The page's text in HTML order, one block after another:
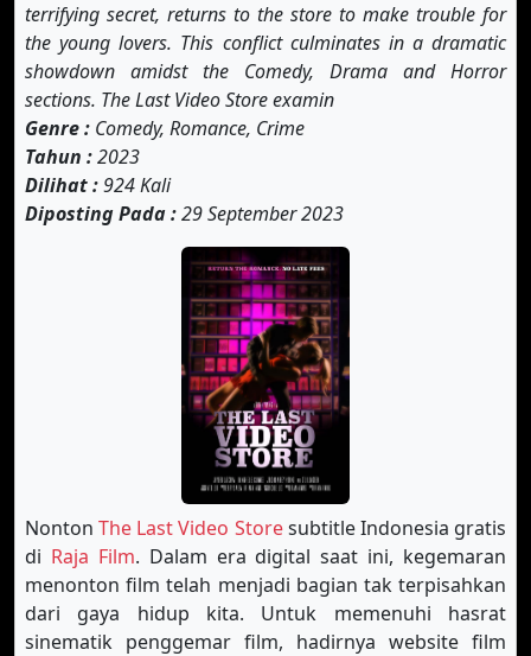
terrifying secret, returns to the store to make trouble for
the young lovers. This conflict culminates in a dramatic
showdown amidst the Comedy, Drama and Horror
sections. The Last Video Store examin
Genre : Comedy, Romance, Crime
Tahun :2023
Dilihat :924 Kali
Diposting Pada :29 September 2023
NontonThe Last Video Storesubtitle Indonesia gratis
di Raja Film. Dalam era digital saat ini, kegemaran
menonton film telah menjadi bagian tak terpisahkan
dari gaya hidup kita. Untuk memenuhi hasrat
sinematik penggemar film, hadirnya website film